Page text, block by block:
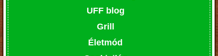
UFF blog
Grill
Életmód